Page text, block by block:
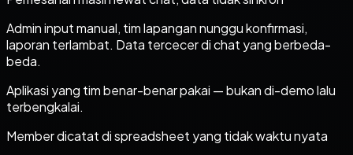
Admin input manual, tim lapangan nunggu konfirmasi,
laporan terlambat. Data tercecer di chat yang berbeda-
beda.
Aplikasi yang tim benar-benar pakai — bukan di-demo lalu
terbengkalai.
Member dicatat di spreadsheet yang tidak waktu nyata